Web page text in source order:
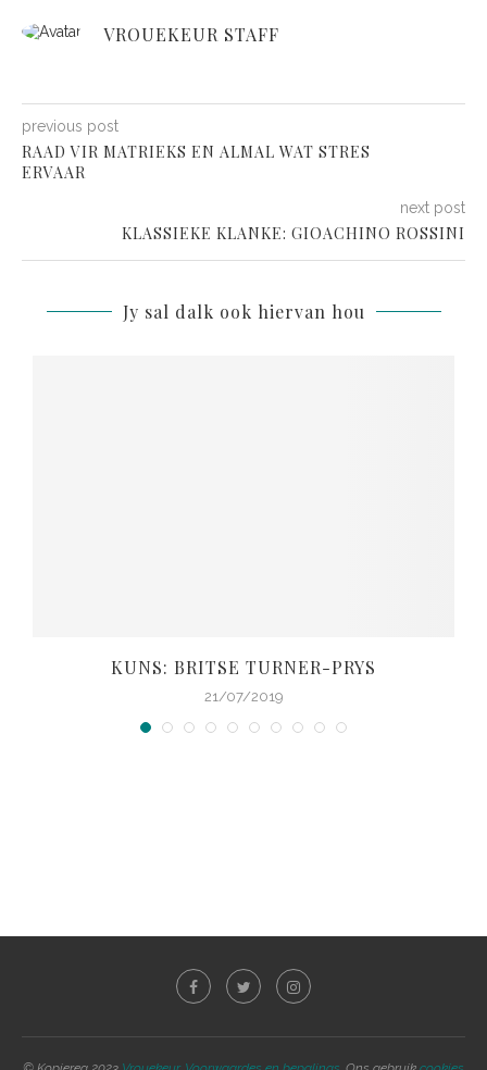
VROUEKEUR STAFF
previous post
RAAD VIR MATRIEKS EN ALMAL WAT STRES
ERVAAR
next post
KLASSIEKE KLANKE: GIOACHINO ROSSINI
Jy sal dalk ook hiervan hou
KUNS: BRITSE TURNER-PRYS
21/07/2019